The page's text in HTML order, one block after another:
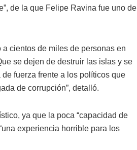
de la que Felipe Ravina fue uno de
cientos de miles de personas en
se dejen de destruir las islas y se
fuerza frente a los políticos que
de corrupción”, detalló.
ya que la poca “capacidad de
experiencia horrible para los